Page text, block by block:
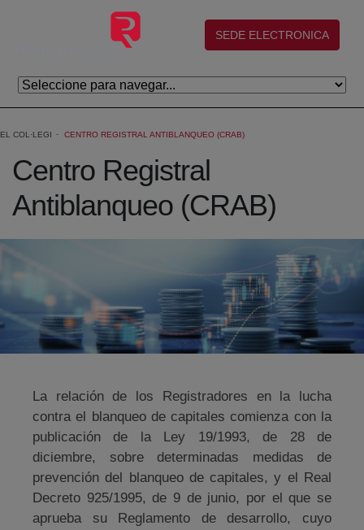
Salta al contingut principal
(abre en nueva ventana)
SEDE ELECTRONICA
EL COL·LEGI CENTRO REGISTRAL ANTIBLANQUEO (CRAB)
Centro Registral
Antiblanqueo (CRAB)
La relación de los Registradores en la lucha
contra el blanqueo de capitales comienza con la
publicación de la Ley 19/1993, de 28 de
diciembre, sobre determinadas medidas de
prevención del blanqueo de capitales, y el Real
Decreto 925/1995, de 9 de junio, por el que se
aprueba su Reglamento de desarrollo, cuyo